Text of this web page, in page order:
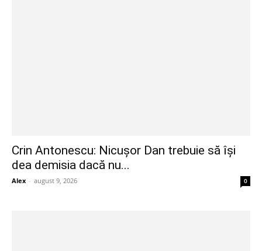
Crin Antonescu: Nicușor Dan trebuie să își
dea demisia dacă nu...
Alex - august 9, 2026 0